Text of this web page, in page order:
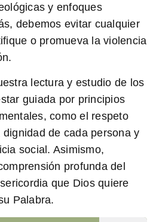
y enfoques
debemos evitar cualquier
o promueva la violencia
lectura y estudio de los
guiada por principios
como el respeto
de cada persona y
social. Asimismo,
profunda del
que Dios quiere
Palabra.